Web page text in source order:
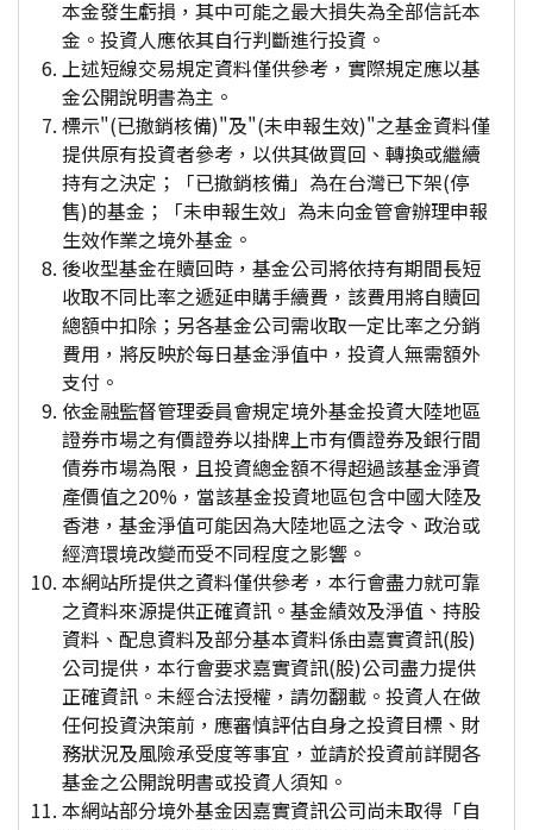
本金發生虧損，其中可能之最大損失為全部信託本
金。投資人應依其自行判斷進行投資。
上述短線交易規定資料僅供參考，實際規定應以基
金公開說明書為主。
標示"(已撤銷核備)"及"(未申報生效)"之基金資料僅
提供原有投資者參考，以供其做買回、轉換或繼續
持有之決定；「已撤銷核備」為在台灣已下架(停
售)的基金；「未申報生效」為未向金管會辦理申報
生效作業之境外基金。
後收型基金在贖回時，基金公司將依持有期間長短
收取不同比率之遞延申購手續費，該費用將自贖回
總額中扣除；另各基金公司需收取一定比率之分銷
費用，將反映於每日基金淨值中，投資人無需額外
支付。
依金融監督管理委員會規定境外基金投資大陸地區
證券市場之有價證券以掛牌上市有價證券及銀行間
債券市場為限，且投資總金額不得超過該基金淨資
產價值之20%，當該基金投資地區包含中國大陸及
香港，基金淨值可能因為大陸地區之法令、政治或
經濟環境改變而受不同程度之影響。
本網站所提供之資料僅供參考，本行會盡力就可靠
之資料來源提供正確資訊。基金績效及淨值、持股
資料、配息資料及部分基本資料係由嘉實資訊(股)
公司提供，本行會要求嘉實資訊(股)公司盡力提供
正確資訊。未經合法授權，請勿翻載。投資人在做
任何投資決策前，應審慎評估自身之投資目標、財
務狀況及風險承受度等事宜，並請於投資前詳閱各
基金之公開說明書或投資人須知。
本網站部分境外基金因嘉實資訊公司尚未取得「自